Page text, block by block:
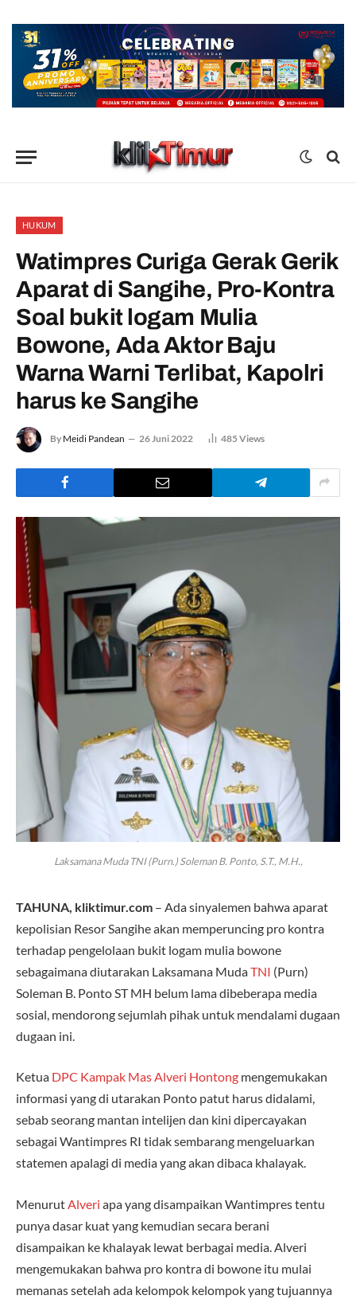
HUKUM
Watimpres Curiga Gerak Gerik
Aparat di Sangihe, Pro-Kontra
Soal bukit logam Mulia
Bowone, Ada Aktor Baju
Warna Warni Terlibat, Kapolri
harus ke Sangihe
By Meidi Pandean 26 Juni 2022 485 Views
Laksamana Muda TNI (Purn.) Soleman B. Ponto, S.T., M.H.,
TAHUNA, kliktimur.com – Ada sinyalemen bahwa aparat
kepolisian Resor Sangihe akan memperuncing pro kontra
terhadap pengelolaan bukit logam mulia bowone
sebagaimana diutarakan Laksamana MudaTNI (Purn)
Soleman B. Ponto ST MH belum lama dibeberapa media
sosial, mendorong sejumlah pihak untuk mendalami dugaan
dugaan ini.
Ketua DPC Kampak MasAlveri Hontong mengemukakan
informasi yang di utarakan Ponto patut harus didalami,
sebab seorang mantan intelijen dan kini dipercayakan
sebagai Wantimpres RI tidak sembarang mengeluarkan
statemen apalagi di media yang akan dibaca khalayak.
MenurutAlveri apa yang disampaikan Wantimpres tentu
punya dasar kuat yang kemudian secara berani
disampaikan ke khalayak lewat berbagai media. Alveri
mengemukakan bahwa pro kontra di bowone itu mulai
memanas setelah ada kelompok kelompok yang tujuannya